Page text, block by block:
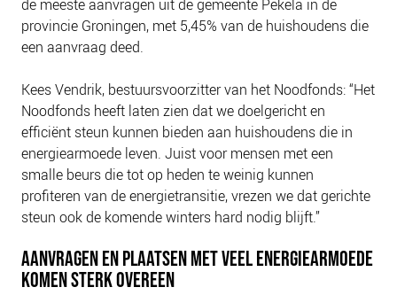
de meeste aanvragen uit de gemeente Pekela in de
provincie Groningen, met 5,45% van de huishoudens die
een aanvraag deed.
Kees Vendrik, bestuursvoorzitter van het Noodfonds: “Het
Noodfonds heeft laten zien dat we doelgericht en
efficiënt steun kunnen bieden aan huishoudens die in
energiearmoede leven. Juist voor mensen met een
smalle beurs die tot op heden te weinig kunnen
profiteren van de energietransitie, vrezen we dat gerichte
steun ook de komende winters hard nodig blijft.”
AANVRAGEN EN PLAATSEN MET VEEL ENERGIEARMOEDE
KOMEN STERK OVEREEN